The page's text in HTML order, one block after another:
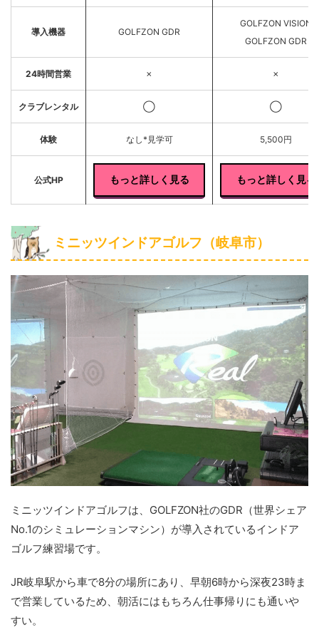
導入機器 GOLFZON GDR
GOLFZON VISION
GOLFZON GDR
24時間営業 ✗ ✗
クラブレンタル ◯ ◯
体験 なし*見学可 5,500円
公式HP もっと詳しく見る もっと詳しく見る
ミニッツインドアゴルフ（岐阜市）
ミニッツインドアゴルフは、GOLFZON社のGDR（世界シェア
No.1のシミュレーションマシン）が導入されているインドア
ゴルフ練習場です。
JR岐阜駅から車で8分の場所にあり、早朝6時から深夜23時ま
で営業しているため、朝活にはもちろん仕事帰りにも通いや
すい。